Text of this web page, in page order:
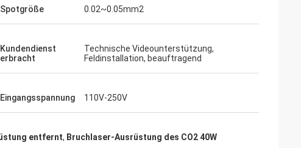
Spotgröße 0.02~0.05mm2
Kundendienst
erbracht
Technische Videounterstützung,
Feldinstallation, beauftragend
Eingangsspannung 110V-250V
entfernt, Bruchlaser-Ausrüstung des CO2 40W